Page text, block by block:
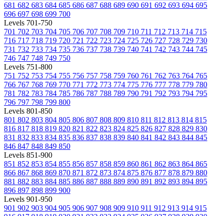
681 682 683 684 685 686 687 688 689 690 691 692 693 694 695
696 697 698 699 700
Levels 701-750
701 702 703 704 705 706 707 708 709 710 711 712 713 714 715
716 717 718 719 720 721 722 723 724 725 726 727 728 729 730
731 732 733 734 735 736 737 738 739 740 741 742 743 744 745
746 747 748 749 750
Levels 751-800
751 752 753 754 755 756 757 758 759 760 761 762 763 764 765
766 767 768 769 770 771 772 773 774 775 776 777 778 779 780
781 782 783 784 785 786 787 788 789 790 791 792 793 794 795
796 797 798 799 800
Levels 801-850
801 802 803 804 805 806 807 808 809 810 811 812 813 814 815
816 817 818 819 820 821 822 823 824 825 826 827 828 829 830
831 832 833 834 835 836 837 838 839 840 841 842 843 844 845
846 847 848 849 850
Levels 851-900
851 852 853 854 855 856 857 858 859 860 861 862 863 864 865
866 867 868 869 870 871 872 873 874 875 876 877 878 879 880
881 882 883 884 885 886 887 888 889 890 891 892 893 894 895
896 897 898 899 900
Levels 901-950
901 902 903 904 905 906 907 908 909 910 911 912 913 914 915